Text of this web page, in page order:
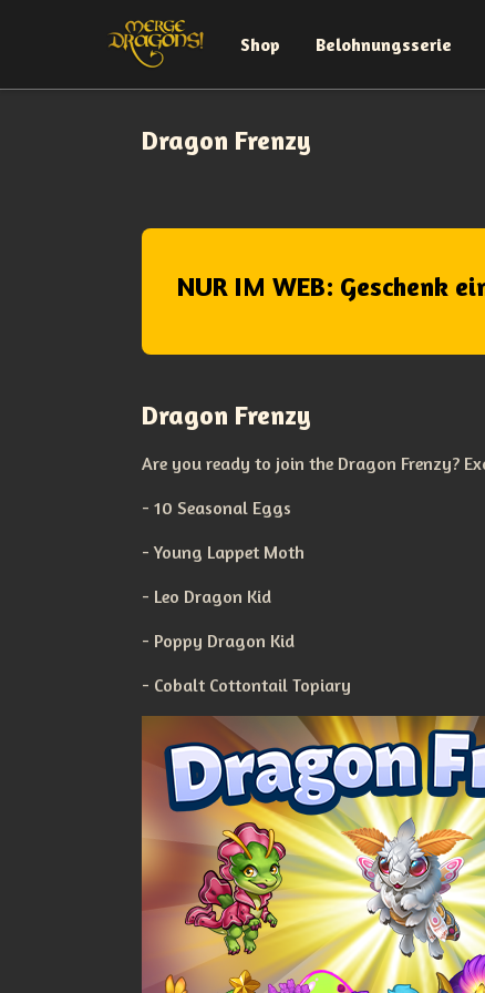
Shop Belohnungsserie
Dragon Frenzy
NUR IM WEB: Geschenk
Dragon Frenzy
Are you ready to join the Dragon Frenzy?
- 10 Seasonal Eggs
- Young Lappet Moth
- Leo Dragon Kid
- Poppy Dragon Kid
- Cobalt Cottontail Topiary